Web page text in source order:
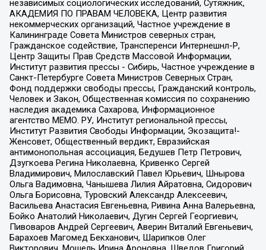
независимых социологических исследований, Сутяжник,
АКАДЕМИЯ ПО ПРАВАМ ЧЕЛОВЕКА, Центр развития
некоммерческих организаций, Частное учреждение в
Калининграде Совета Министров северных стран,
Гражданское содействие, Трансперенси Интернешнл-Р,
Центр Защиты Прав Средств Массовой Информации,
Институт развития прессы - Сибирь, Частное учреждение в
Санкт-Петербурге Совета Министров Северных Стран,
Фонд поддержки свободы прессы, Гражданский контроль,
Человек и Закон, Общественная комиссия по сохранению
наследия академика Сахарова, Информационное
агентство МЕМО. РУ, Институт региональной прессы,
Институт Развития Свободы Информации, Экозащита!-
Женсовет, Общественный вердикт, Евразийская
антимонопольная ассоциация, Бедушев Петр Петрович,
Дзугкоева Регина Николаевна, Кривенко Сергей
Владимирович, Милославский Павел Юрьевич, Шнырова
Ольга Вадимовна, Чанышева Лилия Айратовна, Сидорович
Ольга Борисовна, Туровский Александр Алексеевич,
Васильева Анастасия Евгеньевна, Ривина Анна Валерьевна,
Бойко Анатолий Николаевич, Дугин Сергей Георгиевич,
Пивоваров Андрей Сергеевич, Аверин Виталий Евгеньевич,
Барахоев Магомед Бекханович, Шарипков Олег